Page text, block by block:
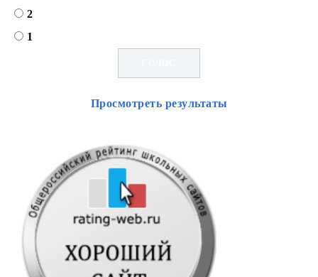
2
1
Просмотреть результаты